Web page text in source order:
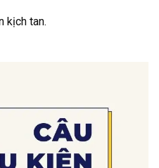
kịch tan.